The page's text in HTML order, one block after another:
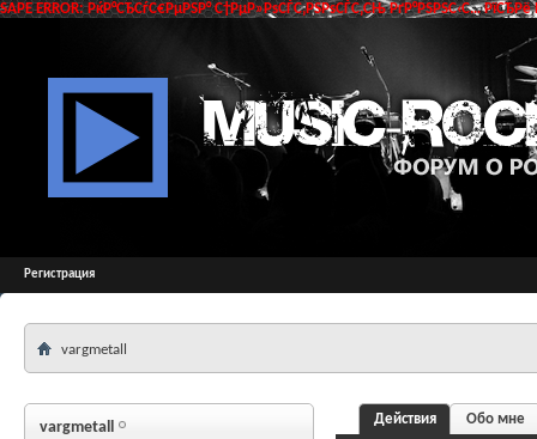
SAPE ERROR: РќР°СЂСѓС€РµРЅР° С†РµР»РѕСЃС‚РЅРѕСЃС‚СЊ РґР°РЅРЅС‹С…
Регистрация
vargmetall
vargmetall Действия Обо мне